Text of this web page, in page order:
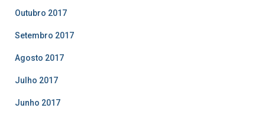
Outubro 2017
Setembro 2017
Agosto 2017
Julho 2017
Junho 2017